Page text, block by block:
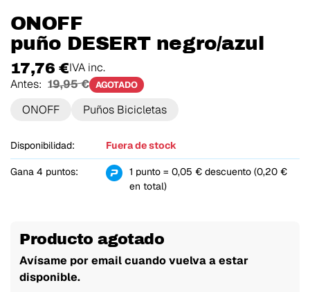
ONOFF
puño DESERT negro/azul
17,76 €IVA inc.
Antes: 19,95 € AGOTADO
ONOFF Puños Bicicletas
Disponibilidad: Fuera de stock
Gana 4 puntos:
1 punto = 0,05 € descuento (0,20 €
en total)
Producto agotado
Avísame por email cuando vuelva a estar
disponible.